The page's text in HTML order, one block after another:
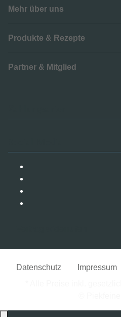
Mehr über uns
Produkte & Rezepte
Partner & Mitglied
Datenschutz Impressum